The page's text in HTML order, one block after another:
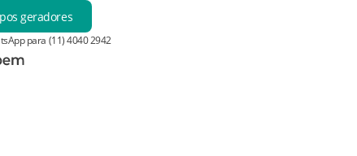
geradores
para (11) 4040 2942